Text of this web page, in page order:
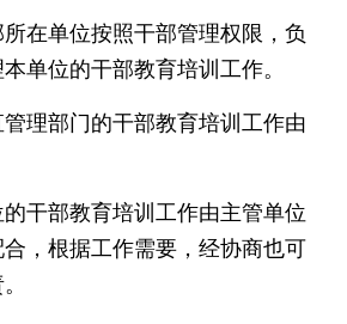
单位按照干部管理权限，负
单位的干部教育培训工作。
部门的干部教育培训工作由
部教育培训工作由主管单位
，根据工作需要，经协商也可